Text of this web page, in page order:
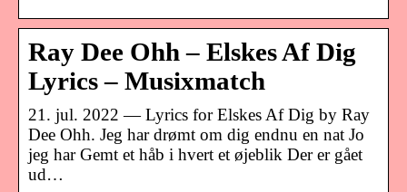
Ray Dee Ohh – Elskes Af Dig
Lyrics – Musixmatch
21. jul. 2022 — Lyrics for Elskes Af Dig by Ray
Dee Ohh. Jeg har drømt om dig endnu en nat Jo
jeg har Gemt et håb i hvert et øjeblik Der er gået
ud…